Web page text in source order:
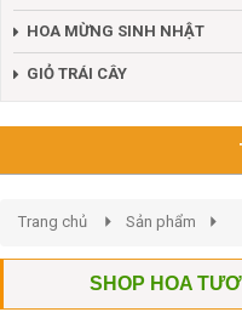
HOA MỪNG SINH NHẬT
GIỎ TRÁI CÂY
Trang chủ Sản phẩm
SHOP HOA